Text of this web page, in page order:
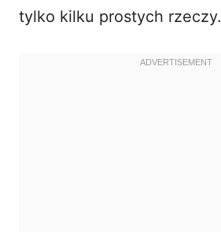
tylko kilku prostych rzeczy.